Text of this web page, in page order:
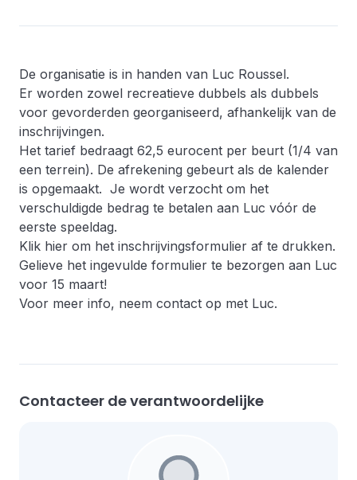
Contacteer de verantwoordelijke
De organisatie is in handen van Luc Roussel.
Er worden zowel recreatieve dubbels als dubbels
voor gevorderden georganiseerd, afhankelijk van de
inschrijvingen.
Het tarief bedraagt 62,5 eurocent per beurt (1/4 van
een terrein). De afrekening gebeurt als de kalender
is opgemaakt. Je wordt verzocht om het
verschuldigde bedrag te betalen aan Luc vóór de
eerste speeldag.
Klik hier om het inschrijvingsformulier af te drukken.
Gelieve het ingevulde formulier te bezorgen aan Luc
voor 15 maart!
Voor meer info, neem contact op met Luc.